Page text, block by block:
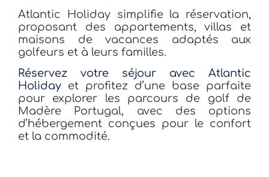
Atlantic Holiday simplifie la réservation,
proposant des appartements, villas et
maisons de vacances adaptés aux
golfeurs et à leurs familles.
Réservez votre séjour avec Atlantic
Holiday et profitez d’une base parfaite
pour explorer les parcours de golf de
Madère Portugal, avec des options
d’hébergement conçues pour le confort
et la commodité.